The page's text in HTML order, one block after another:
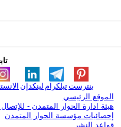
لينكدإن تيلكرامبنترست
الموقع الرئيسي
هيئة ادارة الحوار المتمدن - للإتصال
إحصائيات مؤسسة الحوار المتمدن
قواعد النشر